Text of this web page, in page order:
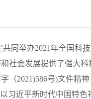
同举办2021年全国科
社会发展提供了强大
（2021)586号)文件精
习近平新时代中国特